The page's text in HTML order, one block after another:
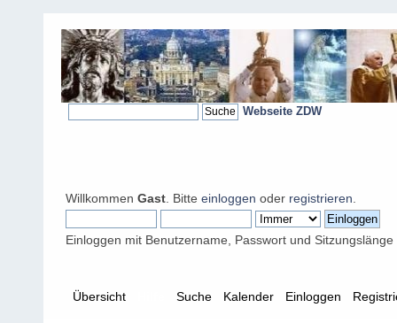
Webseite ZDW
Willkommen Gast . Bitte einloggen oder registrieren
Einloggen mit Benutzername, Passwort und Sitzungslänge
Übersicht Suche Kalender Einloggen